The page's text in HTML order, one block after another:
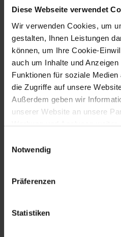
Diese Webseite verwendet
Wir verwenden Cookies, um
gestalten, Ihnen Leistungen
können, um Ihre Cookie-
auch um Inhalte und
Funktionen für soziale
die Zugriffe auf unsere
Außerdem geben wir
unserer Website an unsere
Werbung und Analysen
gegeben ist, und in denen Sie
effektiv durchsetzen können.
diese Informationen
zusammen, die Sie ihnen
haben.
Notwendig
Präferenzen
Statistiken
1817
Entdeckung einer
in Mödling (Alte
4)
1817